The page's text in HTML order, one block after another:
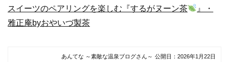
スイーツのペアリングを楽しむ『するがヌーン茶
』・
雅正庵byおやいづ製茶
あんてな ～素敵な温泉ブログさん～ 公開日： 2026年1月22日